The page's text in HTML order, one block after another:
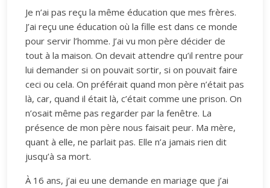
Je n’ai pas reçu la même éducation que mes frères.
J’ai reçu une éducation où la fille est dans ce monde
pour servir l’homme. J’ai vu mon père décider de
tout à la maison. On devait attendre qu’il rentre pour
lui demander si on pouvait sortir, si on pouvait faire
ceci ou cela. On préférait quand mon père n’était pas
là, car, quand il était là, c’était comme une prison. On
n’osait même pas regarder par la fenêtre. La
présence de mon père nous faisait peur. Ma mère,
quant à elle, ne parlait pas. Elle n’a jamais rien dit
jusqu’à sa mort.
À 16 ans, j’ai eu une demande en mariage que j’ai